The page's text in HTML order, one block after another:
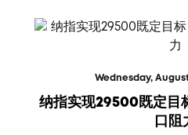
Wednesday, August
纳指实现29500既定目
口阻